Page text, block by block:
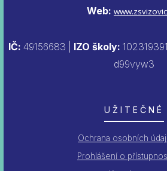
Web:
IČ: 49156683 | IZO školy:
d99vyw3
UŽITEČNÉ
Ochrana osobních
Prohlášení o